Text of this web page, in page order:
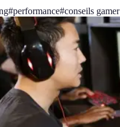
#performance#conseils gamer